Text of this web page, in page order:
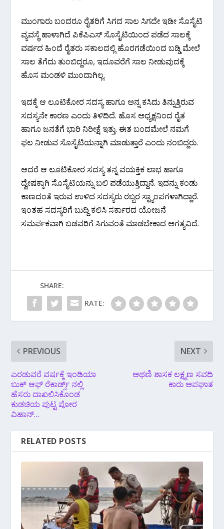
ಮುಂಗಾರು ಬಂದರೂ ರೈತರಿಗೆ ಸಿಗದ ಸಾಲ ಸಿಗದೇ ಇಡೀ ಸೊಸೈಟಿ
ವ್ಯವಸ್ಥೆ ಹಾಳಾಗಿದೆ ಪಿಕೆಪಿಎಸ್ ಸೊಸೈಟಿಯಿಂದ ಪಡೆದ ಸಾಲಕ್ಕೆ
ವರ್ಷದ ಹಿಂದೆ ರೈತರು ಸಕಾಲದಲ್ಲಿ ಹೊರಗಡೆಯಿಂದ ಬಡ್ಡಿ ಮೇಲೆ
ಸಾಲ ತೆಗೆದು ತುಂಬಿದ್ದರೂ, ಇದೂವರೆಗೆ ಸಾಲ ನೀಡುವುದಕ್ಕೆ
ಹೊಸ ಮಂಡಳಿ ಮುಂದಾಗಿಲ್ಲ.
ಇದಕ್ಕೆ ಆ ಲೂಟಿಕೋರ ಸದಸ್ಯ ಹಾಗೂ ಅನ್ನ ಕಸಿದು ತಿನ್ನುತ್ತಿರುವ
ಸದಸ್ಯನೇ ಕಾರಣ ಎಂದು ತಿಳಿದಿದೆ. ಹೊಸ ಅಧ್ಯಕ್ಷನಿಂದ ರೈತ
ಹಾಗೂ ಜನತೆಗೆ ಭಾರಿ ನಿರೀಕ್ಷೆ ಇತ್ತು. ಈತ ಬಂದಮೇಲೆ ನಮಗೆ
ಫಲ ನೀಡುವ ಸೊಸೈಟಿಯನ್ನಾಗಿ ಮಾಡುತ್ತಾರೆ ಎಂದು ನಂಬಿದ್ದರು.
ಆದರೆ ಆ ಲೂಟಿಕೋರ ಸದಸ್ಯ ತನ್ನ ವಯಕ್ತಿಕ ಲಾಭ ಹಾಗೂ
ದ್ವೇಷಕ್ಕಾಗಿ ಸೊಸೈಟಿಯನ್ನು ಬಲಿ ಪಡೆಯುತ್ತಿದ್ದಾನೆ. ಇದನ್ನು ಕಂಡು
ಕಾಣದಂತೆ ಇರುವ ಉಳಿದ ಸದಸ್ಯರು ರಬ್ಬರ ಸ್ಟ್ಯಾಂಪಗಳಾಗಿದ್ದಾರೆ.
ಇಂತಹ ಸದಸ್ಯರಿಗೆ ಬುದ್ದಿ ಕಲಿಸಿ ಸರ್ಕಾರದ ಯೋಜನೆ
ಸಮರ್ಪಕವಾಗಿ ಬಡವರಿಗೆ ಸಿಗುವಂತೆ ಮಾಡಬೇಕಾದ ಅಗತ್ಯವಿದೆ.
SHARE:
RATE:
PREVIOUS
ಎರಡುವರೆ ವರ್ಷಕ್ಕೆ ಇಂಡಿಯಾ
ಬುಕ್ ಆಫ್ ರೆಕಾರ್ಡ್ಸ್ ನಲ್ಲಿ
ಹೆಸರು ದಾಖಲಿಸಿಕೊಂಡ
ಕುಡಚಿಯ ಪುಟ್ಟ ಪೋರ
ವಿಹಾನ್…
NEXT
ಅಥಣಿ ಶಾಸಕ ಲಕ್ಷ್ಮಣ ಸವದಿ
ಕಾರು ಅಪಘಾತ
RELATED POSTS